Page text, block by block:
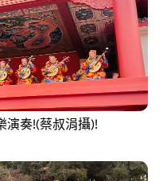
演奏!(蔡叔涓攝)!